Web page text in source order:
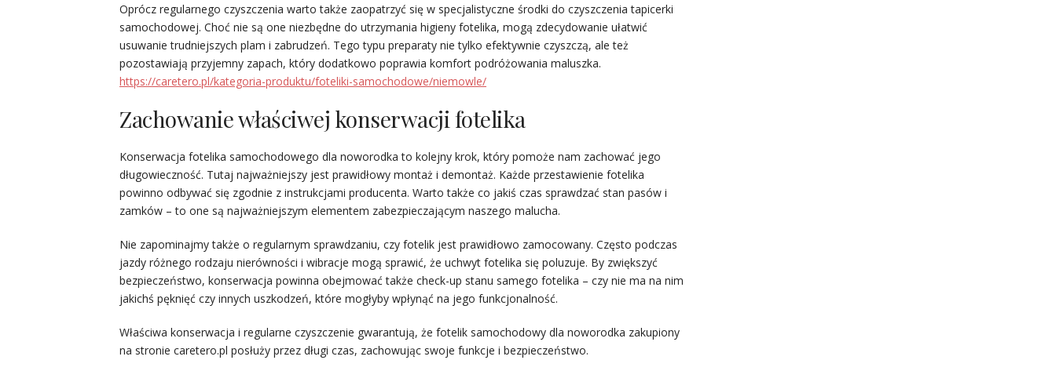
Oprócz regularnego czyszczenia warto także zaopatrzyć się w specjalistyczne środki do czyszczenia tapicerki
samochodowej. Choć nie są one niezbędne do utrzymania higieny fotelika, mogą zdecydowanie ułatwić
usuwanie trudniejszych plam i zabrudzeń. Tego typu preparaty nie tylko efektywnie czyszczą, ale też
pozostawiają przyjemny zapach, który dodatkowo poprawia komfort podróżowania maluszka.
https://caretero.pl/kategoria-produktu/foteliki-samochodowe/niemowle/
Zachowanie właściwej konserwacji fotelika
Konserwacja fotelika samochodowego dla noworodka to kolejny krok, który pomoże nam zachować jego
długowieczność. Tutaj najważniejszy jest prawidłowy montaż i demontaż. Każde przestawienie fotelika
powinno odbywać się zgodnie z instrukcjami producenta. Warto także co jakiś czas sprawdzać stan pasów i
zamków – to one są najważniejszym elementem zabezpieczającym naszego malucha.
Nie zapominajmy także o regularnym sprawdzaniu, czy fotelik jest prawidłowo zamocowany. Często podczas
jazdy różnego rodzaju nierówności i wibracje mogą sprawić, że uchwyt fotelika się poluzuje. By zwiększyć
bezpieczeństwo, konserwacja powinna obejmować także check-up stanu samego fotelika – czy nie ma na nim
jakichś pęknięć czy innych uszkodzeń, które mogłyby wpłynąć na jego funkcjonalność.
Właściwa konserwacja i regularne czyszczenie gwarantują, że fotelik samochodowy dla noworodka zakupiony
na stronie caretero.pl posłuży przez długi czas, zachowując swoje funkcje i bezpieczeństwo.